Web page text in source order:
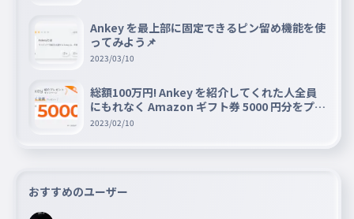
Ankey を最上部に固定できるピン留め機能を使
ってみよう📌
2023/03/10
総額100万円! Ankey を紹介してくれた人全員
にもれなく Amazon ギフト券 5000 円分をプレ
ゼントキャンペーン!!
2023/02/10
おすすめのユーザー